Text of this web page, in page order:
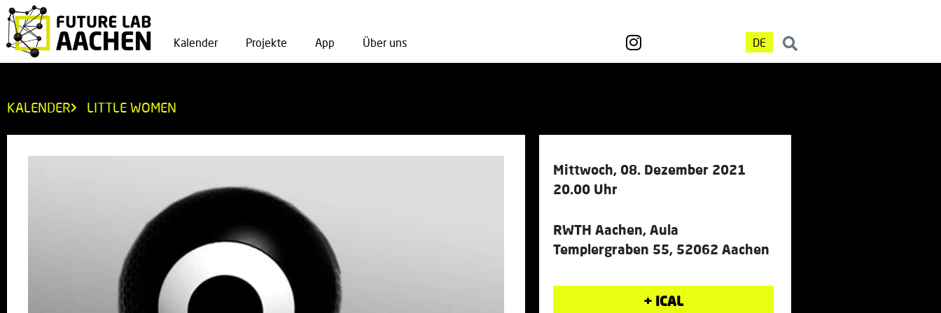
Kalender Projekte App Über uns DE
KALENDER LITTLE WOMEN
Mittwoch, 08. Dezember 2021
20.00 Uhr
RWTH Aachen, Aula
Templergraben 55, 52062 Aachen
+ ICAL